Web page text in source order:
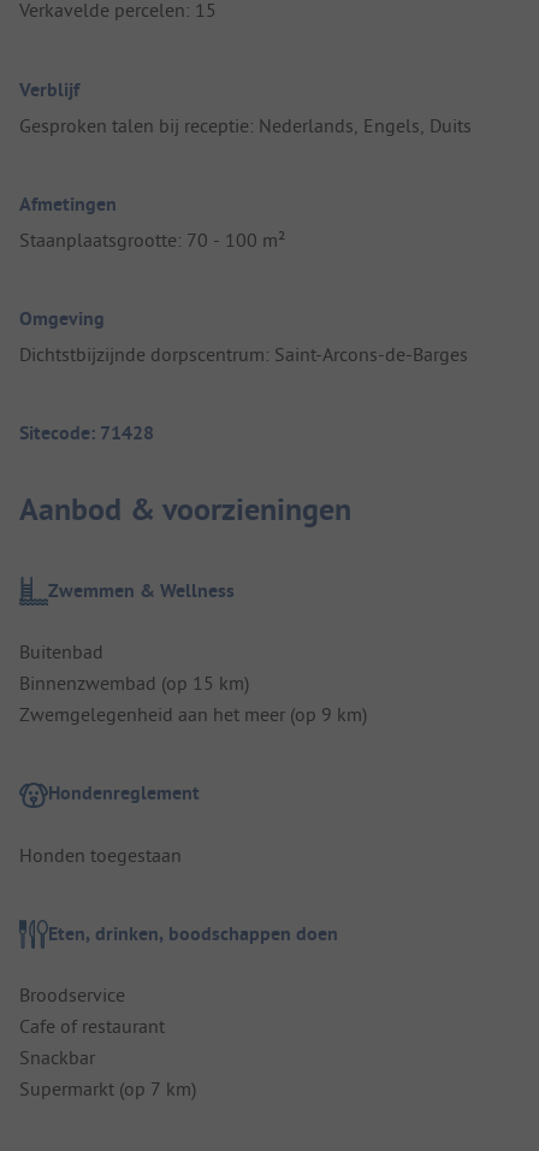
Verkavelde percelen: 15
Verblijf
Gesproken talen bij receptie: Nederlands, Engels, Duits
Afmetingen
Staanplaatsgrootte: 70 - 100 m²
Omgeving
Dichtstbijzijnde dorpscentrum: Saint-Arcons-de-Barges
Sitecode: 71428
Aanbod & voorzieningen
Zwemmen & Wellness
Buitenbad
Binnenzwembad (op 15 km)
Zwemgelegenheid aan het meer (op 9 km)
Hondenreglement
Honden toegestaan
Eten, drinken, boodschappen doen
Broodservice
Cafe of restaurant
Snackbar
Supermarkt (op 7 km)